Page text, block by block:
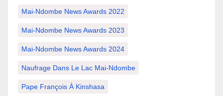
Mai-Ndombe News Awards 2022
Mai-Ndombe News Awards 2023
Mai-Ndombe News Awards 2024
Naufrage Dans Le Lac Mai-Ndombe
Pape François À Kinshasa